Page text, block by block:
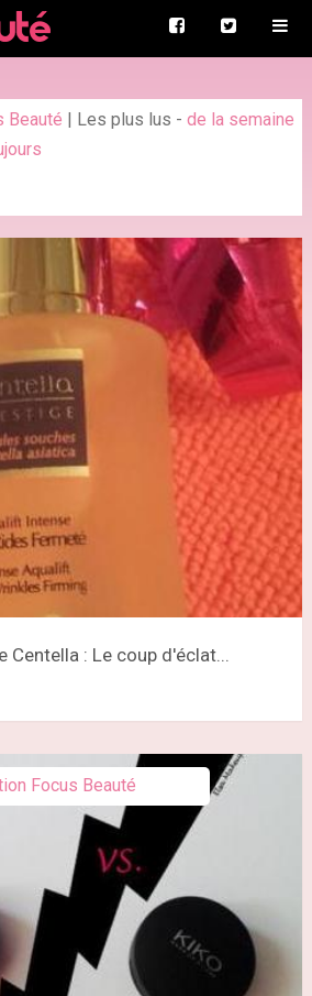
Beauté | Les plus lus - de la semaine
Centella : Le coup d'éclat...
Focus Beauté